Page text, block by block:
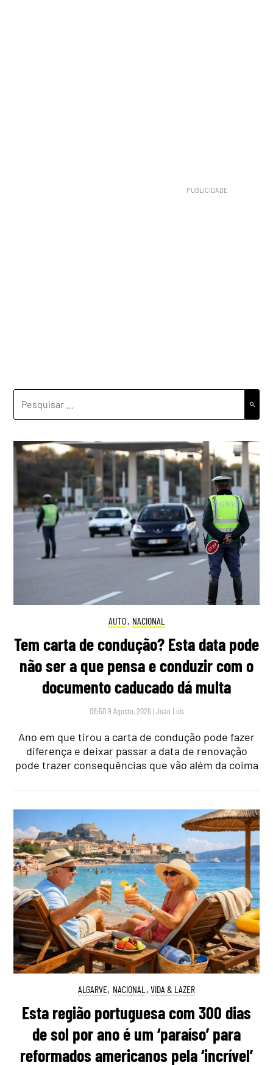
AUTO, NACIONAL
Tem carta de condução? Esta data pode
não ser a que pensa e conduzir com o
documento caducado dá multa
08:50 9 Agosto, 2026 |João Luís
Ano em que tirou a carta de condução pode fazer
diferença e deixar passar a data de renovação
pode trazer consequências que vão além da coima
ALGARVE, NACIONAL , VIDA & LAZER
Esta região portuguesa com 300 dias
de sol por ano é um ‘paraíso’ para
reformados americanos pela ‘incrível’